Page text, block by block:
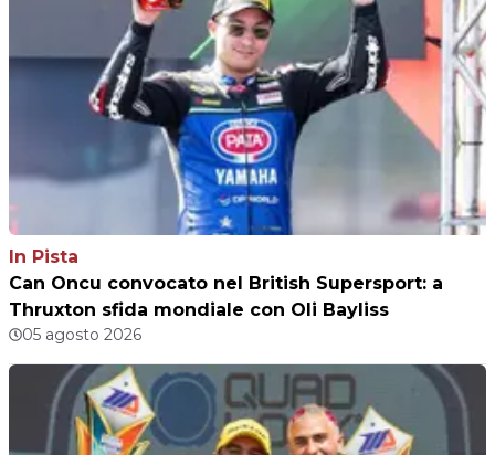
In Pista
Can Oncu convocato nel British Supersport: a
Thruxton sfida mondiale con Oli Bayliss
05 agosto 2026